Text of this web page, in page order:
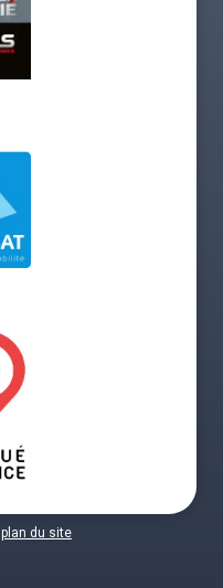
plan du site